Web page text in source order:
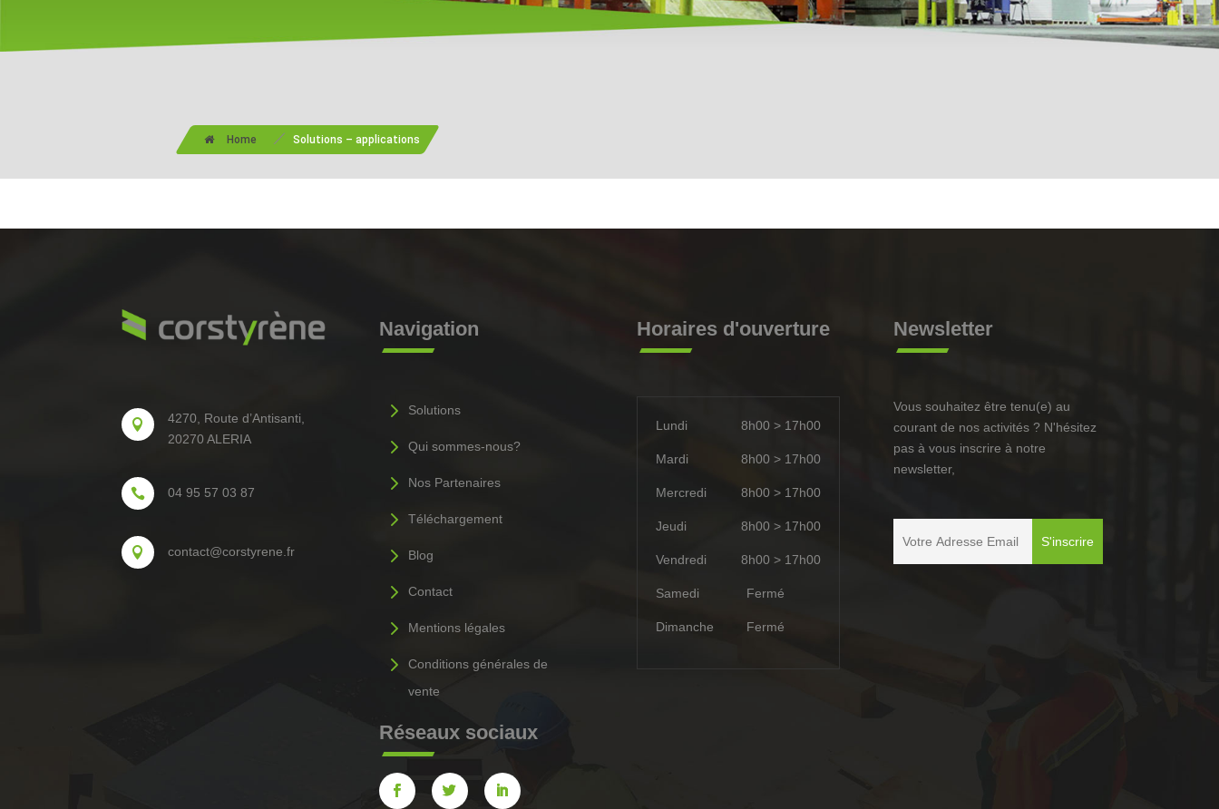
Home / Solutions – applications

4270, Route d’Antisanti,
20270 ALERIA
 04 95 57 03 87
 contact@corstyrene.fr
Navigation
5 Solutions
5 Qui sommes-nous?
5 Nos Partenaires
5 Téléchargement
5 Blog
5 Contact
5 Mentions légales
5
Conditions générales de
vente
Réseaux sociaux
Horaires d'ouverture
Lundi 8h00 > 17h00
Mardi 8h00 > 17h00
Mercredi 8h00 > 17h00
Jeudi 8h00 > 17h00
Vendredi 8h00 > 17h00
Samedi Fermé
Dimanche Fermé
Newsletter
Vous souhaitez être tenu(e) au
courant de nos activités ? N'hésitez
pas à vous inscrire à notre
newsletter,